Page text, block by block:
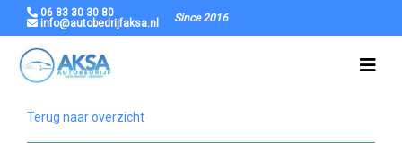
06 83 30 30 80
info@autobedrijfaksa.nl
Since 2016
Terug naar overzicht